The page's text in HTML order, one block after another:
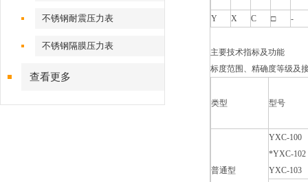
不锈钢耐震压力表
不锈钢隔膜压力表
查看更多
Y X C □ -
主要技术指标及功能
标度范围、精确度等级及
类型 型号
普通型
YXC-100
*YXC-102
YXC-103